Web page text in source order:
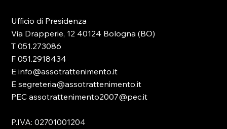
Ufficio di Presidenza
Via Drapperie, 12 40124 Bologna (BO)
T 051.273086
F 051.2918434
E info@assotrattenimento.it
E segreteria@assotrattenimento.it
PEC assotrattenimento2007@pec.it
P.IVA: 02701001204